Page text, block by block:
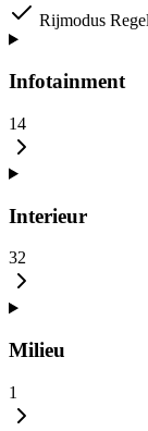
Rijmodus
Infotainment
14
Interieur
32
Milieu
1